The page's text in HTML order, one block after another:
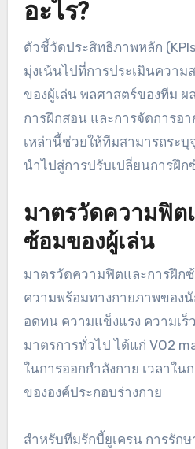
อะไร?
ตัวชี้วัดประสิทธิภาพหลัก
มุ่งเน้นไปที่การประเมินความ
ของผู้เล่น พลศาสตร์ของทีม
การฝึกสอน และการจัดการอ
เหล่านี้ช่วยให้ทีมสามารถระ
นำไปสู่การปรับเปลี่ยนการฝึ
มาตรวัดความฟิต
ซ้อมของผู้เล่น
มาตรวัดความฟิตและการฝึก
ความพร้อมทางกายภาพของ
อดทน ความแข็งแรง ความเร็
มาตรการทั่วไป ได้แก่ VO2
ในการออกกำลังกาย เวลาใน
ขององค์ประกอบร่างกาย
สำหรับทีมรักบี้ยูเครน การรัก